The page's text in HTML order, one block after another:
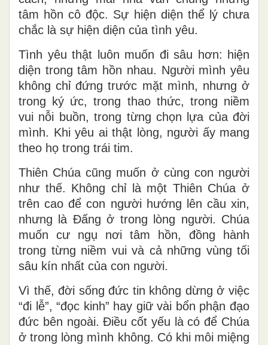
tâm hồn cô độc. Sự hiện diện thể lý chưa
chắc là sự hiện diện của tình yêu.
Tình yêu thật luôn muốn đi sâu hơn: hiện
diện trong tâm hồn nhau. Người mình yêu
không chỉ đứng trước mặt mình, nhưng ở
trong ký ức, trong thao thức, trong niềm
vui nỗi buồn, trong từng chọn lựa của đời
mình. Khi yêu ai thật lòng, người ấy mang
theo họ trong trái tim.
Thiên Chúa cũng muốn ở cùng con người
như thế. Không chỉ là một Thiên Chúa ở
trên cao để con người hướng lên cầu xin,
nhưng là Đấng ở trong lòng người. Chúa
muốn cư ngụ nơi tâm hồn, đồng hành
trong từng niềm vui và cả những vùng tối
sâu kín nhất của con người.
Vì thế, đời sống đức tin không dừng ở việc
“đi lễ”, “đọc kinh” hay giữ vài bổn phận đạo
đức bên ngoài. Điều cốt yếu là có để Chúa
ở trong lòng mình không. Có khi môi miệng